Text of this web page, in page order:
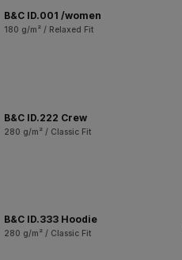
B&C ID.001 /women
180 g/m² / Relaxed Fit
B&C ID.222 Crew
280 g/m² / Classic Fit
B&C ID.333 Hoodie
280 g/m² / Classic Fit